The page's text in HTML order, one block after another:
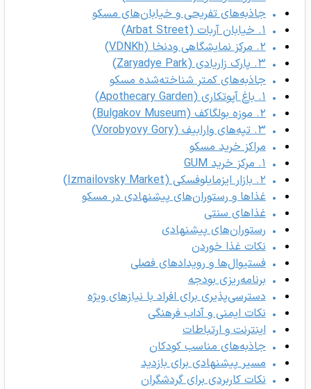
جاذبه‌های تفریحی و خیابان‌های مسکو
۱. خیابان آربات (Arbat Street)
۲. مرکز نمایشگاهی ودنخا (VDNKh)
۳. پارک زاریادی (Zaryadye Park)
جاذبه‌های کمتر شناخته‌شده مسکو
۱. باغ آپوتکاری (Apothecary Garden)
۲. موزه بولگاکف (Bulgakov Museum)
۳. تپه‌های وارابیف (Vorobyovy Gory)
مراکز خرید مسکو
۱. مرکز خرید GUM
۲. بازار ایزمایلوفسکی (Izmailovsky Market)
غذاها و رستوران‌های پیشنهادی در مسکو
غذاهای سنتی
رستوران‌های پیشنهادی
نکات غذا خوردن
فستیوال‌ها و رویدادهای فصلی
برنامه‌ریزی بودجه
دسترسی‌پذیری برای افراد با نیازهای ویژه
نکات ایمنی و آداب فرهنگی
اینترنت و ارتباطات
جاذبه‌های مناسب کودکان
مسیر پیشنهادی برای بازدید
نکات کاربردی برای گردشگران